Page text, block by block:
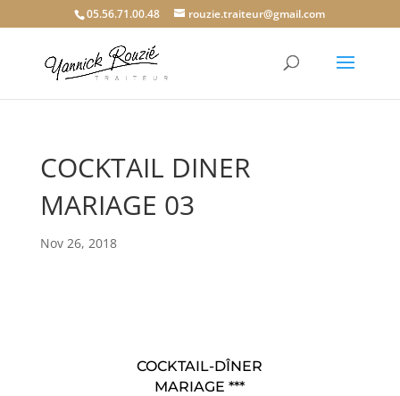
05.56.71.00.48 rouzie.traiteur@gmail.com
COCKTAIL DINER
MARIAGE 03
Nov 26, 2018
COCKTAIL-DÎNER
MARIAGE ***